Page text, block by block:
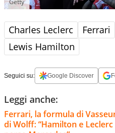
Getty
Charles Leclerc Ferrari
Lewis Hamilton
Seguici su: Google Discover
Leggi anche:
Ferrari, la formula di
di Wolff: “Hamilton e